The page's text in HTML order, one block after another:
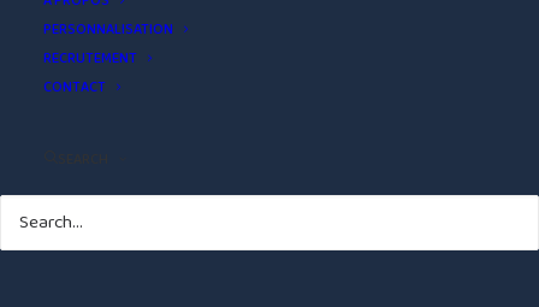
PERSONNALISATION
RECRUTEMENT
CONTACT